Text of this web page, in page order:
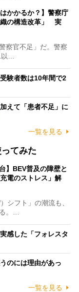
かかるか？】警察庁
織の構造改革」 実
察官不足」だ。警察
…
験者数は10年間で2
えて「患者不足」に
一覧を見る
てみた
】BEV普及の障壁と
電のストレス」解
シフト」の潮流も、
。…
感した「フォレスタ
のには理由があっ
一覧を見る